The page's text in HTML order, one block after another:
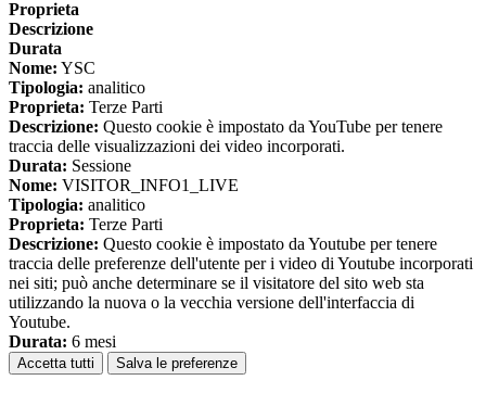
Proprieta
Descrizione
Durata
Nome: YSC
Tipologia: analitico
Proprieta: Terze Parti
Descrizione: Questo cookie è impostato da YouTube per tenere
traccia delle visualizzazioni dei video incorporati.
Durata: Sessione
Nome: VISITOR_INFO1_LIVE
Tipologia: analitico
Proprieta: Terze Parti
Descrizione: Questo cookie è impostato da Youtube per tenere
traccia delle preferenze dell'utente per i video di Youtube incorporati
nei siti; può anche determinare se il visitatore del sito web sta
utilizzando la nuova o la vecchia versione dell'interfaccia di
Youtube.
Durata: 6 mesi
Accetta tutti Salva le preferenze